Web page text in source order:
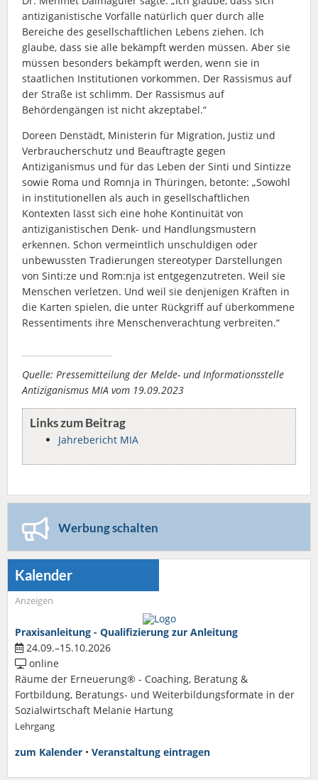
antiziganistische Vorfälle natürlich quer durch alle
Bereiche des gesellschaftlichen Lebens ziehen. Ich
glaube, dass sie alle bekämpft werden müssen. Aber sie
müssen besonders bekämpft werden, wenn sie in
staatlichen Institutionen vorkommen. Der Rassismus auf
der Straße ist schlimm. Der Rassismus auf
Behördengängen ist nicht akzeptabel.“
Doreen Denstädt, Ministerin für Migration, Justiz und
Verbraucherschutz und Beauftragte gegen
Antiziganismus und für das Leben der Sinti und Sintizze
sowie Roma und Romnja in Thüringen, betonte: „Sowohl
in institutionellen als auch in gesellschaftlichen
Kontexten lässt sich eine hohe Kontinuität von
antiziganistischen Denk- und Handlungsmustern
erkennen. Schon vermeintlich unschuldigen oder
unbewussten Tradierungen stereotyper Darstellungen
von Sinti:ze und Rom:nja ist entgegenzutreten. Weil sie
Menschen verletzen. Und weil sie denjenigen Kräften in
die Karten spielen, die unter Rückgriff auf überkommene
Ressentiments ihre Menschenverachtung verbreiten.“
Quelle: Pressemitteilung der Melde- und Informationsstelle
Antiziganismus MIA vom 19.09.2023
Links zum Beitrag
Jahrebericht MIA
Werbung schalten
Kalender
Anzeigen
Praxisanleitung - Qualifizierung zur Anleitung
24.09.–15.10.2026
online
Räume der Erneuerung® - Coaching, Beratung &
Fortbildung, Beratungs- und Weiterbildungsformate in der
Sozialwirtschaft Melanie Hartung
Lehrgang
zum Kalender • Veranstaltung eintragen